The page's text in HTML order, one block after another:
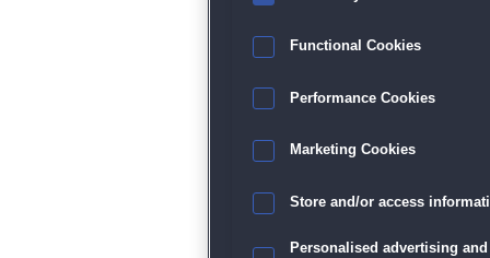
Functional Cookies
Performance Cookies
Marketing Cookies
Store and/or access
Personalised advertising